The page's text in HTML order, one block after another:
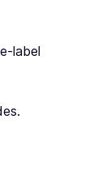
label